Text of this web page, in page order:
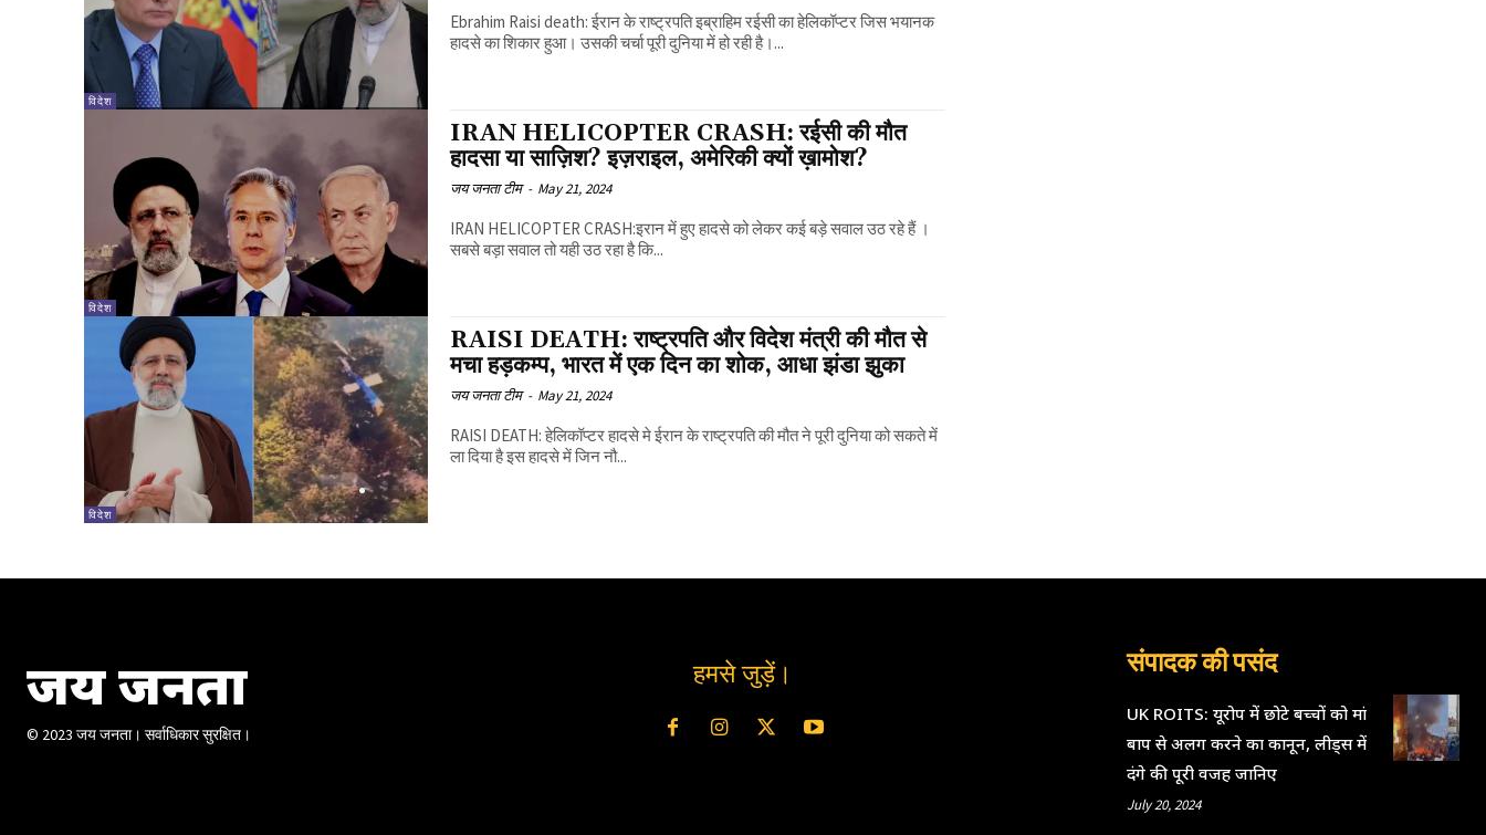
विदेश
Ebrahim Raisi death: ईरान के राष्ट्रपति इब्राहिम रईसी का हेलिकॉप्टर जिस भयानक
हादसे का शिकार हुआ। उसकी चर्चा पूरी दुनिया में हो रही है।...
विदेश
IRAN HELICOPTER CRASH: रईसी की मौत
हादसा या साज़िश? इज़राइल, अमेरिकी क्यों ख़ामोश?
जय जनता टीम - May 21, 2024
IRAN HELICOPTER CRASH:इरान में हुए हादसे को लेकर कई बड़े सवाल उठ रहे हैं ।
सबसे बड़ा सवाल तो यही उठ रहा है कि...
विदेश
RAISI DEATH: राष्ट्रपति और विदेश मंत्री की मौत से
मचा हड़कम्प, भारत में एक दिन का शोक, आधा झंडा झुका
जय जनता टीम - May 21, 2024
RAISI DEATH: हेलिकॉप्टर हादसे मे ईरान के राष्ट्रपति की मौत ने पूरी दुनिया को सकते में
ला दिया है इस हादसे में जिन नौ...
जय जनता
© 2023 जय जनता। सर्वाधिकार सुरक्षित।
हमसे जुड़ें। संपादक की पसंद
UK ROITS: यूरोप में छोटे बच्चों को मां
बाप से अलग करने का कानून, लीड्स में
दंगे की पूरी वजह जानिए
July 20, 2024